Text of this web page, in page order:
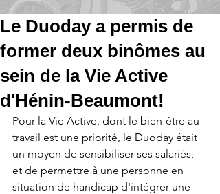
Le Duoday a permis de
former deux binômes au
sein de la Vie Active
d'Hénin-Beaumont!
Pour la Vie Active, dont le bien-être au
travail est une priorité, le Duoday était
un moyen de sensibiliser ses salariés,
et de permettre à une personne en
situation de handicap d'intégrer une